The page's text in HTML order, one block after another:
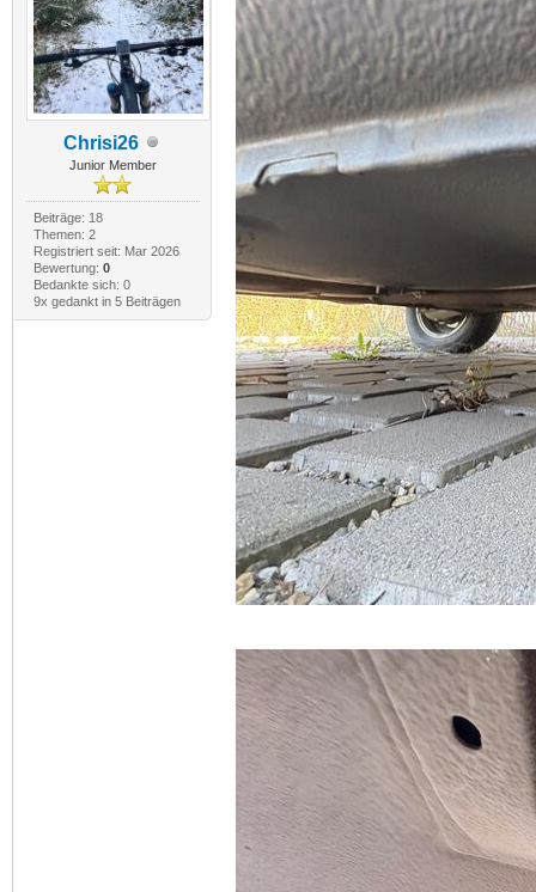
Chrisi26
Junior Member
Beiträge: 18
Themen: 2
Registriert seit: Mar 2026
Bewertung: 0
Bedankte sich: 0
9x gedankt in 5 Beiträgen